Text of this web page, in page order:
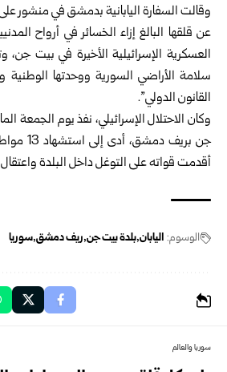
عن قلقها البالغ إزاء الخسائر في أرواح
العسكرية الإسرائيلية الأخيرة في بيت جن،
سلامة الأراضي السورية ووحدتها الوطنية
القانون الدولي”.
وكان الاحتلال الإسرائيلي، نفذ يوم الجمعة
جن بريف
أقدمت قواته على التوغل داخل البلدة
الوسوم: اليابان بلدة بيت جن ريف دمشق سوريا
سوريا والعالم